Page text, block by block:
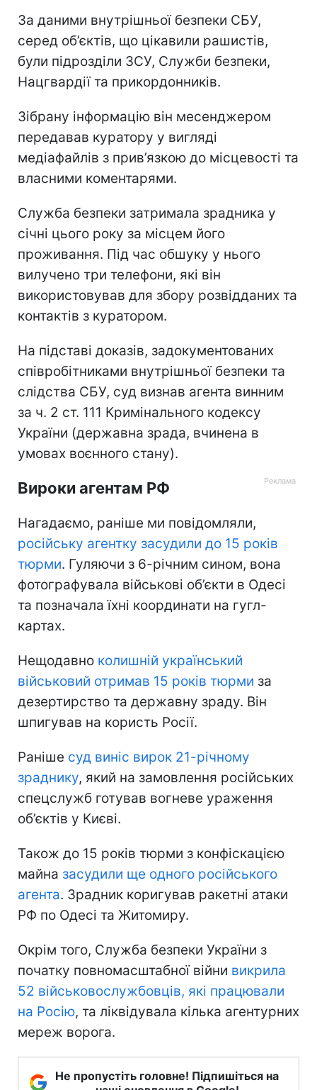
За даними внутрішньої безпеки СБУ,
серед об’єктів, що цікавили рашистів,
були підрозділи ЗСУ, Служби безпеки,
Нацгвардії та прикордонників.
Зібрану інформацію він месенджером
передавав куратору у вигляді
медіафайлів з прив’язкою до місцевості та
власними коментарями.
Служба безпеки затримала зрадника у
січні цього року за місцем його
проживання. Під час обшуку у нього
вилучено три телефони, які він
використовував для збору розвідданих та
контактів з куратором.
На підставі доказів, задокументованих
співробітниками внутрішньої безпеки та
слідства СБУ, суд визнав агента винним
за ч. 2 ст. 111 Кримінального кодексу
України (державна зрада, вчинена в
умовах воєнного стану).
Вироки агентам РФ
Нагадаємо, раніше ми повідомляли,
російську агентку засудили до 15 років
тюрми. Гуляючи з 6-річним сином, вона
фотографувала військові об’єкти в Одесі
та позначала їхні координати на гугл-
картах.
Нещодавно колишній український
військовий отримав 15 років тюрми за
дезертирство та державну зраду. Він
шпигував на користь Росії.
Раніше суд виніс вирок 21-річному
зраднику, який на замовлення російських
спецслужб готував вогневе ураження
об’єктів у Києві.
Також до 15 років тюрми з конфіскацією
майна засудили ще одного російського
агента. Зрадник коригував ракетні атаки
РФ по Одесі та Житомиру.
Окрім того, Служба безпеки України з
початку повномасштабної війни викрила
52 військовослужбовців, які працювали
на Росію, та ліквідувала кілька агентурних
мереж ворога.
Не пропустіть головне! Підпишіться на